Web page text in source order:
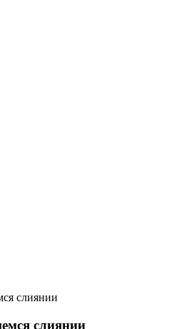
слиянии
слиянии